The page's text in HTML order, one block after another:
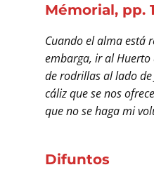
Mémorial, pp.
Cuando el alma está
embarga, ir al Huerto
de rodrillas al lado
cáliz que se nos
que no se haga mi
Difuntos